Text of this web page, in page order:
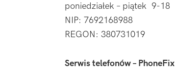
poniedziałek – piątek 9-18
NIP: 7692168988
REGON: 380731019
Serwis telefonów – PhoneFix